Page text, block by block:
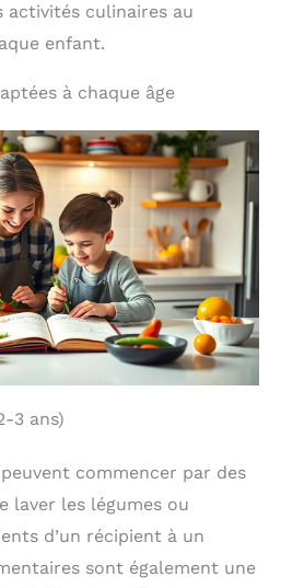
activités culinaires au
enfant.
à chaque âge
3 ans)
commencer par des
laver les légumes ou
d’un récipient à un
sont également une